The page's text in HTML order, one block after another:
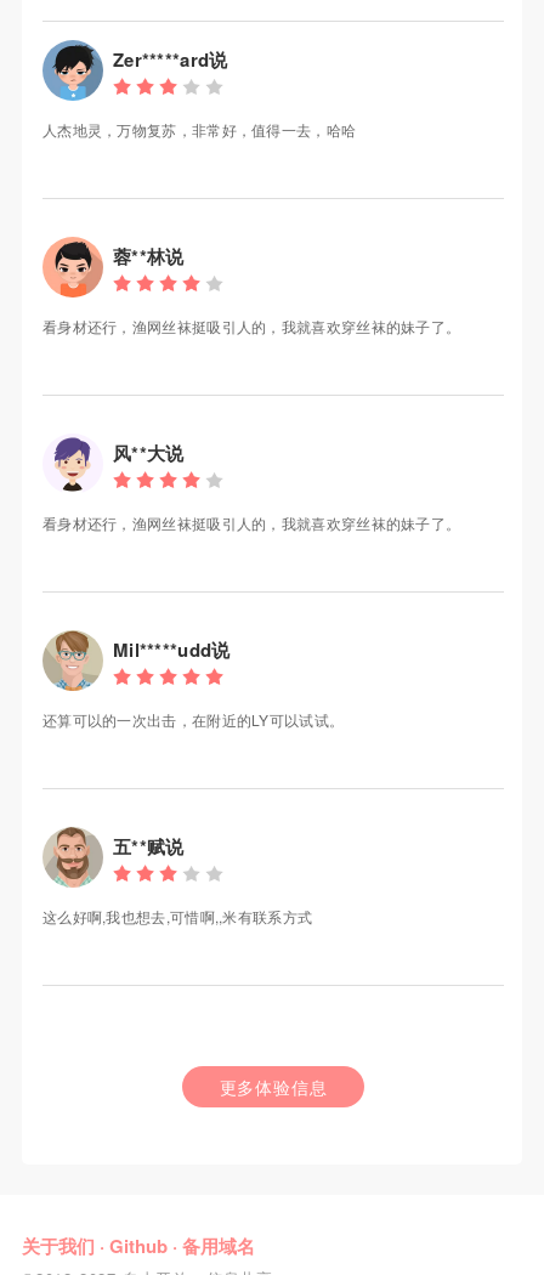
Zer*****ard说
人杰地灵，万物复苏，非常好，值得一去，哈哈
蓉**林说
看身材还行，渔网丝袜挺吸引人的，我就喜欢穿丝袜的妹子了。
风**大说
看身材还行，渔网丝袜挺吸引人的，我就喜欢穿丝袜的妹子了。
Mil*****udd说
还算可以的一次出击，在附近的LY可以试试。
五**赋说
这么好啊,我也想去,可惜啊,,米有联系方式
更多体验信息
关于我们 · Github· 备用域名